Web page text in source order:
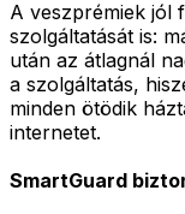
A veszprémiek jól
szolgáltatását is:
után az átlagnál
a szolgáltatás,
minden ötödik
internetet.
SmartGuard